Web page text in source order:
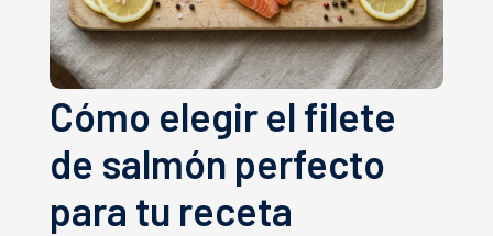
Cómo elegir el filete
de salmón perfecto
para tu receta